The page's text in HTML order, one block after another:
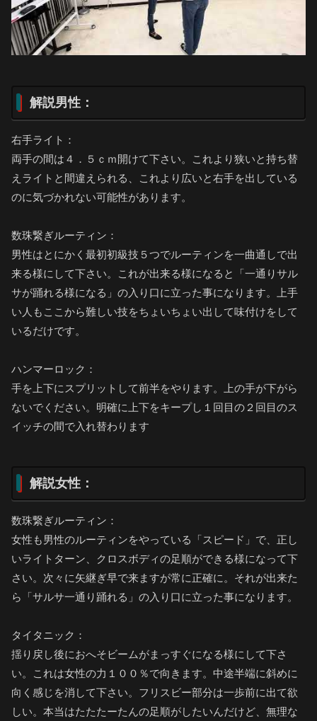
解説男性：
右手ライト：
両手の間は４．５ｃｍ開けて下さい。これより狭いと持ち替
えライトと間違えられる、これより広いと右手を出している
のに気づかれない可能性があります。
数珠繋ぎルーティン：
男性はとにかく最初初級技５つでルーティンを一曲通しで出
来る様にして下さい。これが出来る様になると「一通りサル
サが踊れる様になる」の入り口に立った事になります。上手
い人もここから難しい技をちょいちょい出して味付けをして
いるだけです。
ハンマーロック：
手を上下にスプリットして前半をやります。上の手が下がら
ないでください。明確に上下をキープし１回目の２回目のス
イッチの間で入れ替わります
解説女性：
数珠繋ぎルーティン：
女性も男性のルーティンをやっている「スピード」で、正し
いライトターン、クロスボディの足順ができる様になって下
さい。次々に矢継ぎ早で来ますが常に正確に。それが出来た
ら「サルサ一通り踊れる」の入り口に立った事になります。
タイタニック：
揺り戻し後におへそビームがまっすぐになる様にして下さ
い。これは女性の力１００％で向きます。中途半端に斜めに
向く感じを消して下さい。フリスビー部分は一歩前に出て欲
しい。本当はたたたーたんの足順がしたいんだけど、無理な